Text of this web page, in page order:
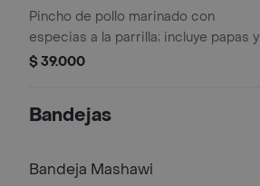
Pincho de pollo marinado con
especias a la parrilla; incluye papas y
ensalada tabulé.
$ 39.000
Bandejas
Bandeja Mashawi